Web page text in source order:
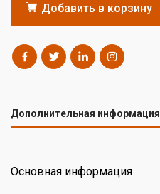
Добавить в корзину
Дополнительная информация
Основная информация